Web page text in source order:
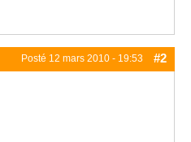
Posté 12 mars 2010 - 19:53 #2